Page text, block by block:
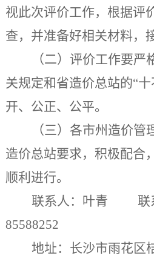
视此次评价工作，根据评
查，并准备好相关材料，
（二）评价工作要
关规定和省造价总站的“
开、公正、公平。
（三）各市州造价
造价总站要求，积极配合
顺利进行。
联系人：叶青 联
85588252
地址：长沙市雨花区